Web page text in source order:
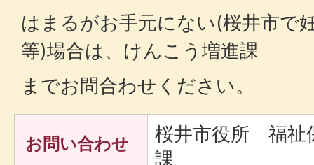
はまるがお手元にない(桜井市で
等)場合は、けんこう増進課
までお問合わせください。
お問い合わせ
桜井市役所 福祉
課